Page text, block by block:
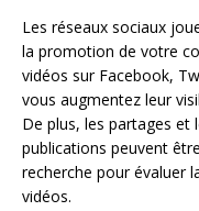
Les réseaux sociaux
la promotion de votre
vidéos sur Facebook,
vous augmentez leur
De plus, les partages et
publications peuvent
recherche pour évaluer
vidéos.